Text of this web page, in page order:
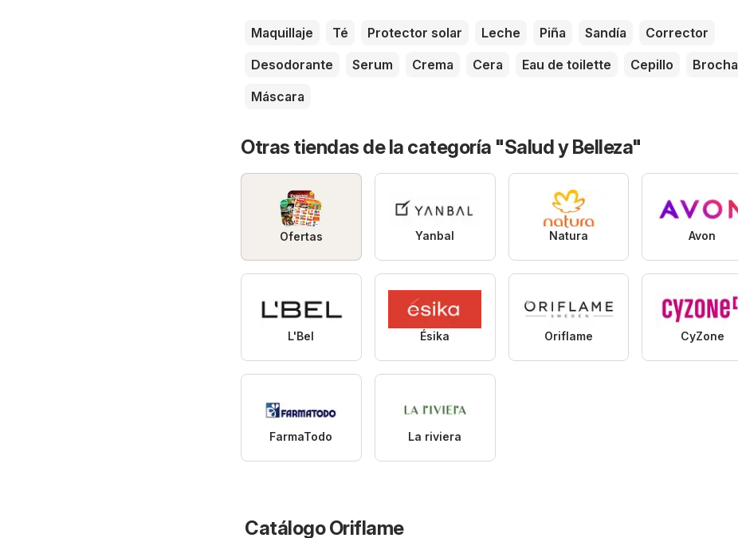
Maquillaje Té Protector solar Leche Piña Sandía
Corrector
Desodorante
Serum Crema Cera Eau de toilette Cepillo
Brocha
Máscara
Otras tiendas de la categoría "Salud y Belleza"
Ofertas Yanbal Natura Avon
L'Bel Ésika Oriflame CyZone
FarmaTodo La riviera
Catálogo Oriflame